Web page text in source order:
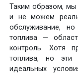
Таким образом,
и не можем
обслуживание,
топлива —
контроль. Хотя
топлива, но эти
идеальных